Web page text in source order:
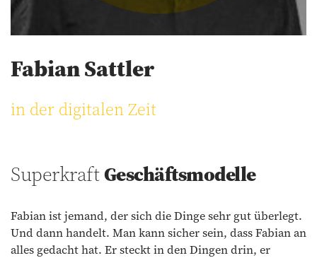
Fabian Sattler
in der digitalen Zeit
SuperkraftGeschäfts­modelle
Fabian ist jemand, der sich die Dinge sehr gut überlegt.
Und dann handelt. Man kann sicher sein, dass Fabian an
alles gedacht hat. Er steckt in den Dingen drin, er